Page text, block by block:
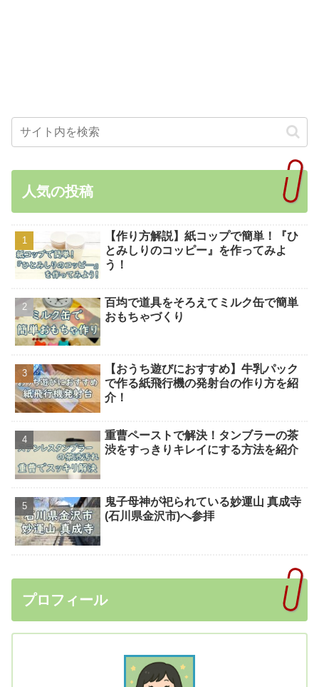
人気の投稿
【作り方解説】紙コップで簡単！『ひ
とみしりのコッピー』を作ってみよ
う！
百均で道具をそろえてミルク缶で簡単
おもちゃづくり
【おうち遊びにおすすめ】牛乳パック
で作る紙飛行機の発射台の作り方を紹
介！
重曹ペーストで解決！タンブラーの茶
渋をすっきりキレイにする方法を紹介
鬼子母神が祀られている妙運山 真成寺
(石川県金沢市)へ参拝
プロフィール